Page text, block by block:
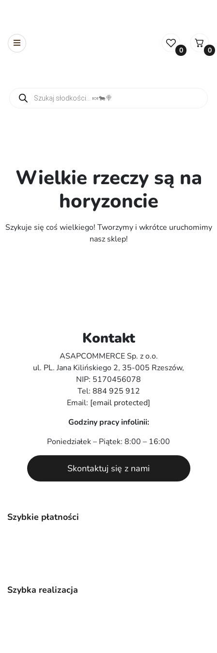
0 0
Wielkie rzeczy są na
horyzoncie
Szykuje się coś wielkiego! Tworzymy i wkrótce uruchomimy
nasz sklep!
Szybkie płatności
Szybka realizacja
Kontakt
ASAPCOMMERCE Sp. z o.o.
ul. PL. Jana Kilińskiego 2, 35-005 Rzeszów,
NIP: 5170456078
Tel: 884 925 912
Email: [email protected]
Godziny pracy infolinii:
Poniedziałek – Piątek: 8:00 – 16:00
Skontaktuj się z nami